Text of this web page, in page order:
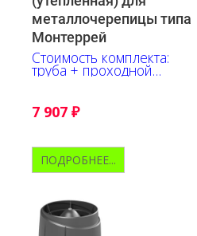
металлочерепицы типа
Монтеррей
Стоимость комплекта:
труба + проходной
элемент + колпак
7 907 ₽
ПОДРОБНЕЕ...